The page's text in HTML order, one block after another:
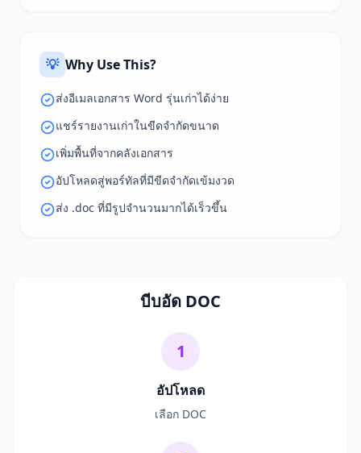
💡 Why Use This?
ส่งอีเมลเอกสาร Word รุ่นเก่าได้ง่าย
แชร์รายงานเก่าในขีดจำกัดขนาด
เพิ่มพื้นที่จากคลังเอกสาร
อัปโหลดสู่พอร์ทัลที่มีขีดจำกัดเข้มงวด
ส่ง .doc ที่มีรูปจำนวนมากได้เร็วขึ้น
บีบอัด DOC
1
อัปโหลด
เลือก DOC